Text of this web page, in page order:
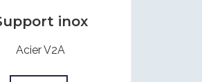
inox
Acier V2A